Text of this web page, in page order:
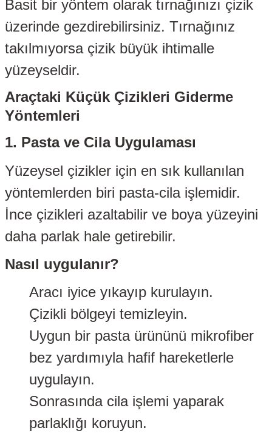
Lambaları
Modüller
Basit bir yöntem olarak tırnağınızı çizik
üzerinde gezdirebilirsiniz. Tırnağınız
takılmıyorsa çizik büyük ihtimalle
yüzeyseldir.
Araçtaki Küçük Çizikleri Giderme
Yöntemleri
1. Pasta ve Cila Uygulaması
Yüzeysel çizikler için en sık kullanılan
yöntemlerden biri pasta-cila işlemidir.
İnce çizikleri azaltabilir ve boya yüzeyini
daha parlak hale getirebilir.
Nasıl uygulanır?
Aracı iyice yıkayıp kurulayın.
Çizikli bölgeyi temizleyin.
Uygun bir pasta ürününü mikrofiber
bez yardımıyla hafif hareketlerle
uygulayın.
Sonrasında cila işlemi yaparak
parlaklığı koruyun.